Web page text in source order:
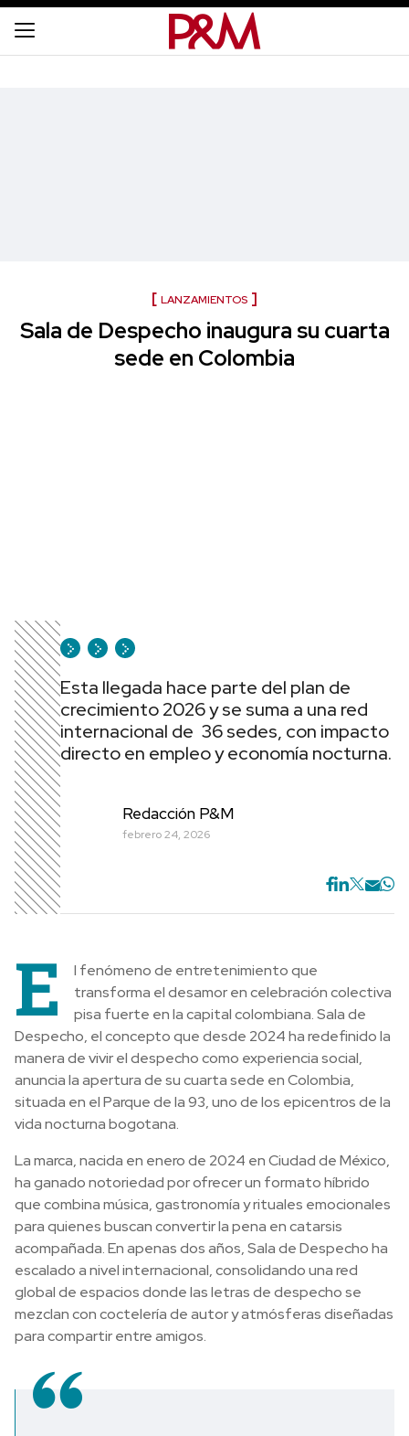
LANZAMIENTOS
Sala de Despecho inaugura su cuarta
sede en Colombia
Esta llegada hace parte del plan de
crecimiento 2026 y se suma a una red
internacional de 36 sedes, con impacto
directo en empleo y economía nocturna.
Redacción P&M
febrero 24, 2026
E
l fenómeno de entretenimiento que
transforma el desamor en celebración colectiva
pisa fuerte en la capital colombiana. Sala de
Despecho, el concepto que desde 2024 ha redefinido la
manera de vivir el despecho como experiencia social,
anuncia la apertura de su cuarta sede en Colombia,
situada en el Parque de la 93, uno de los epicentros de la
vida nocturna bogotana.
La marca, nacida en enero de 2024 en Ciudad de México,
ha ganado notoriedad por ofrecer un formato híbrido
que combina música, gastronomía y rituales emocionales
para quienes buscan convertir la pena en catarsis
acompañada. En apenas dos años, Sala de Despecho ha
escalado a nivel internacional, consolidando una red
global de espacios donde las letras de despecho se
mezclan con coctelería de autor y atmósferas diseñadas
para compartir entre amigos.